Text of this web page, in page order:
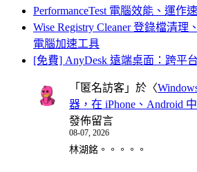
PerformanceTest 電腦效能、運作
Wise Registry Cleaner 登錄檔清理
電腦加速工具
[免費] AnyDesk 遠端桌面：跨平
「 匿名訪客 」於〈
器，在 iPhone、Android
發佈留言
08-07, 2026
林湖銘。。。。。